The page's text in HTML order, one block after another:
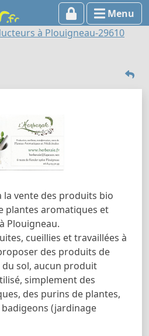
Menu
à Plouigneau-29610
la vente des produits bio
plantes aromatiques et
Plouigneau.
cueillies et travaillées à
des produits de
sol, aucun produit
simplement des
des purins de plantes,
(jardinage